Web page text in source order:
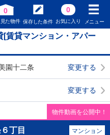
0
た物件 保存した条件
0
お気に入り メニュー
[賃貸マンション・アパー
園十二条 変更する
変更する
物件動画を公開中！
丁目 マンション